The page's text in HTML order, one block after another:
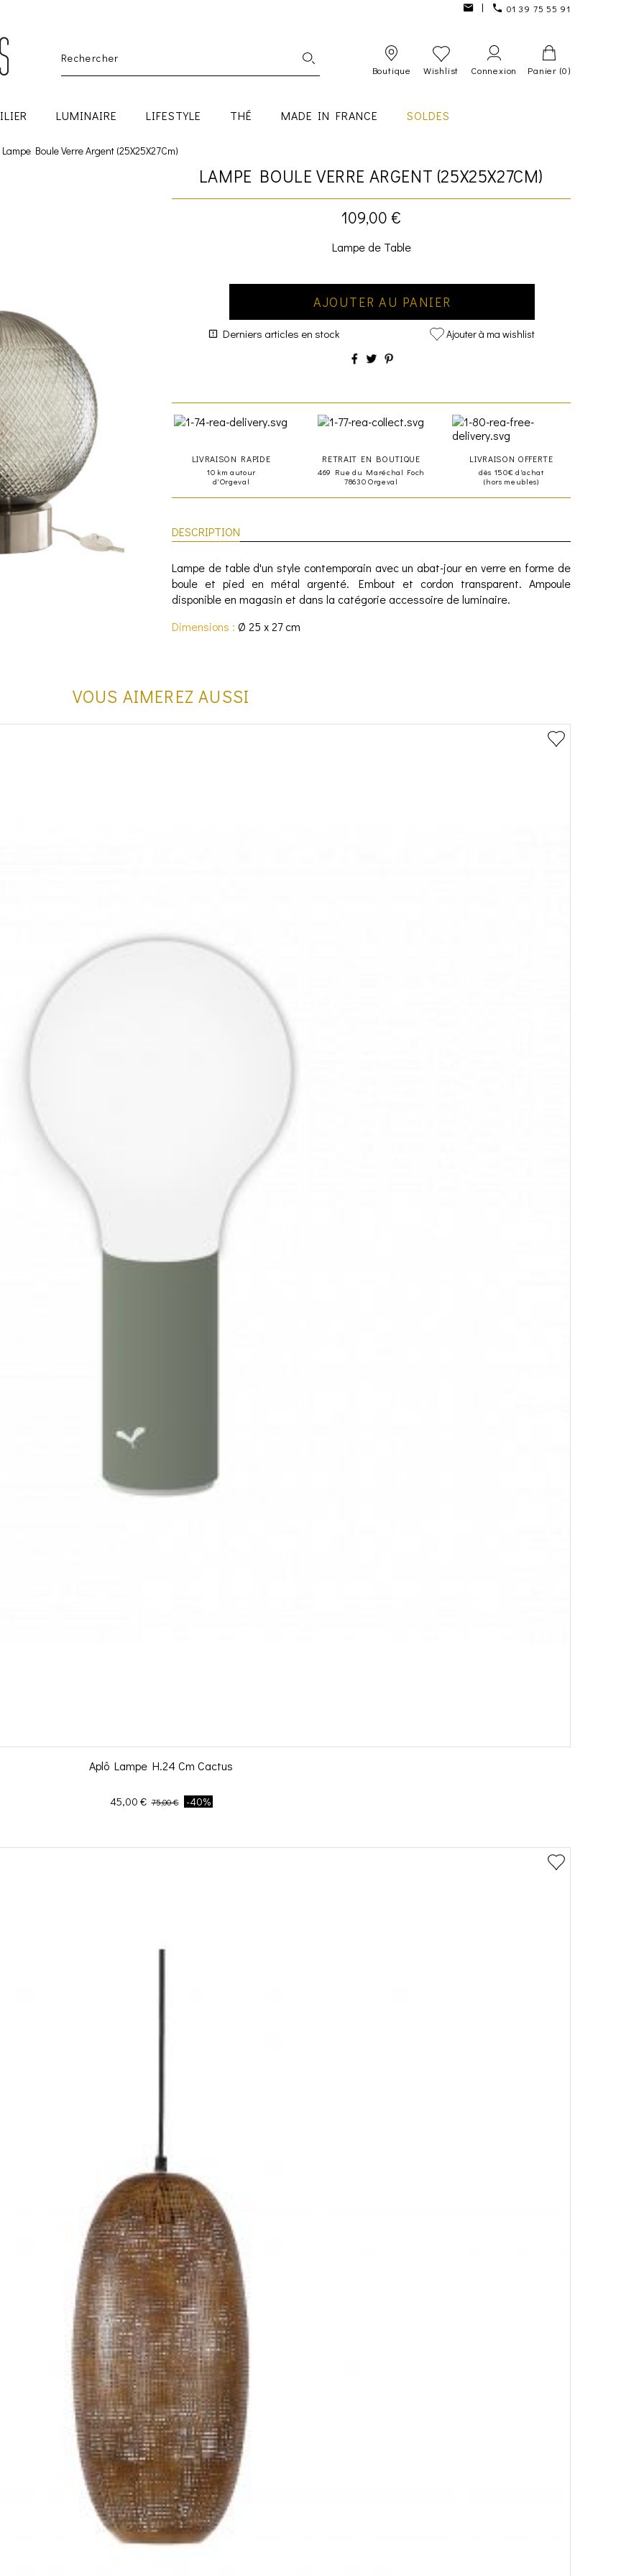
01 39 75 55 91
Boutique Wishlist Connexion Panier (0)
LUMINAIRE LIFESTYLE THÉ MADE IN FRANCE SOLDES
Lampe Boule Verre Argent (25X25X27Cm)
LAMPE BOULE VERRE ARGENT (25X25X27CM)
109,00 €
Lampe de Table
AJOUTER AU PANIER
Derniers articles en stock Ajouter à ma wishlist
LIVRAISON RAPIDE
10 km autour
d'Orgeval
RETRAIT EN BOUTIQUE
469 Rue du Maréchal Foch
78630 Orgeval
LIVRAISON OFFERTE
dès 150€ d'achat
(hors meubles)
DESCRIPTION
Lampe de table d'un style contemporain avec un abat-jour en verre en forme de
boule et pied en métal argenté. Embout et cordon transparent. Ampoule
disponible en magasin et dans la catégorie accessoire de luminaire.
Dimensions : Ø 25 x 27 cm
VOUS AIMEREZ AUSSI
Aplô Lampe H.24 Cm Cactus
Prix
45,00 € Prix de base
75,00 € -40%